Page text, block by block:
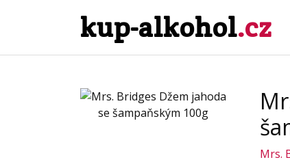
kup-alkohol.cz
Mrs.